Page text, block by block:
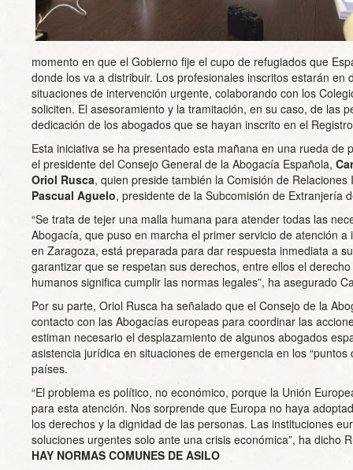
momento en que el Gobierno fije el cupo de refugiados que
donde los va a distribuir. Los profesionales inscritos estarán en
situaciones de intervención urgente, colaborando con los
soliciten. El asesoramiento y la tramitación, en su caso, de las
dedicación de los abogados que se hayan inscrito en el
Esta iniciativa se ha presentado esta mañana en una rueda de
el presidente del Consejo General de la Abogacía Española,
Oriol Rusca, quien preside también la Comisión de
Pascual Aguelo, presidente de la Subcomisión de Extranjería
“Se trata de tejer una malla humana para atender todas las
Abogacía, que puso en marcha el primer servicio de atención
en Zaragoza, está preparada para dar respuesta inmediata a
garantizar que se respetan sus derechos, entre ellos el
humanos significa cumplir las normas legales”, ha asegurado
Por su parte, Oriol Rusca ha señalado que el Consejo de la
contacto con las Abogacías europeas para coordinar las
estiman necesario el desplazamiento de algunos abogados
asistencia jurídica en situaciones de emergencia en los “puntos
países.
“El problema es político, no económico, porque la Unión
para esta atención. Nos sorprende que Europa no haya
los derechos y la dignidad de las personas. Las instituciones
soluciones urgentes solo ante una crisis económica”, ha dicho
HAY NORMAS COMUNES DE ASILO